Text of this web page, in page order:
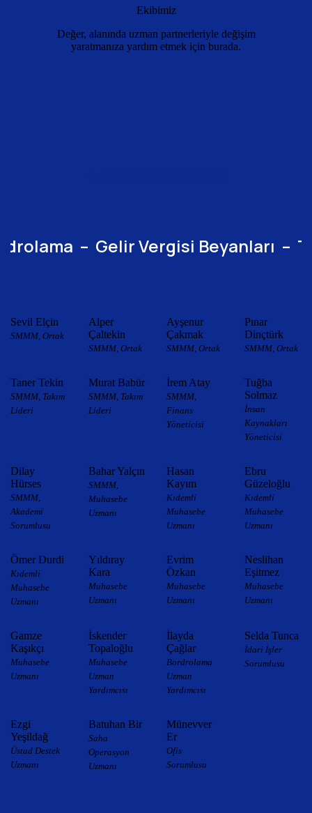
Ekibimiz
Değer, alanında uzman partnerleriyle değişim
yaratmanıza yardım etmek için burada.
– Gelir Vergisi Beyanları
Sevil Elçin
SMMM, Ortak
Alper
Çaltekin
SMMM, Ortak
Ayşenur
Çakmak
SMMM, Ortak
Pınar
Dinçtürk
SMMM, Ortak
Taner Tekin
SMMM, Takım
Lideri
Murat Babür
SMMM, Takım
Lideri
İrem Atay
SMMM,
Finans
Yöneticisi
Tuğba
Solmaz
İnsan
Kaynakları
Yöneticisi
Dilay
Hürses
SMMM,
Akademi
Sorumlusu
Bahar Yalçın
SMMM,
Muhasebe
Uzmanı
Hasan
Kayım
Kıdemli
Muhasebe
Uzmanı
Ebru
Güzeloğlu
Kıdemli
Muhasebe
Uzmanı
Ömer Durdi
Kıdemli
Muhasebe
Uzmanı
Yıldıray
Kara
Muhasebe
Uzmanı
Evrim
Özkan
Muhasebe
Uzmanı
Neslihan
Eşitmez
Muhasebe
Uzmanı
Gamze
Kaşıkçı
Muhasebe
Uzmanı
İskender
Topaloğlu
Muhasebe
Uzman
Yardımcısı
İlayda
Çağlar
Bordrolama
Uzman
Yardımcısı
Selda Tunca
İdari İşler
Sorumlusu
Ezgi
Yeşildağ
Üstad Destek
Uzmanı
Batuhan Bir
Saha
Operasyon
Uzmanı
Münevver
Er
Ofis
Sorumlusu